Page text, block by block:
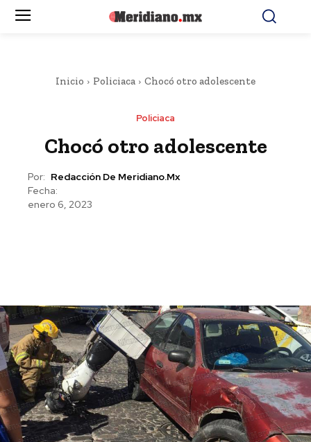
Inicio Policiaca Chocó otro adolescente
Policiaca
Chocó otro adolescente
Por: Redacción De Meridiano.mx
Fecha:
enero 6, 2023